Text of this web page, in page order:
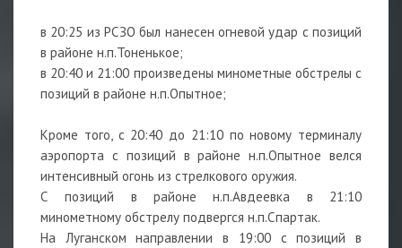
в 20:25 из РСЗО был нанесен огневой удар с позиций
в районе н.п.Тоненькое;
в 20:40 и 21:00 произведены минометные обстрелы с
позиций в районе н.п.Опытное;
Кроме того, с 20:40 до 21:10 по новому терминалу
аэропорта с позиций в районе н.п.Опытное велся
интенсивный огонь из стрелкового оружия.
С позиций в районе н.п.Авдеевка в 21:10
минометному обстрелу подвергся н.п.Спартак.
На Луганском направлении в 19:00 с позиций в